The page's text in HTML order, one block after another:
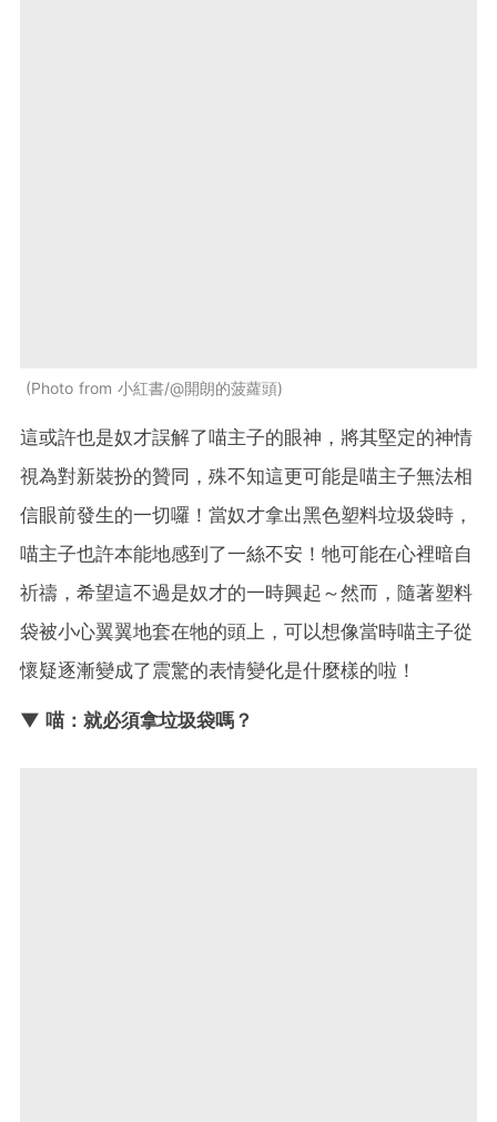
Photo from 小紅書/@開朗的菠蘿頭
這或許也是奴才誤解了喵主子的眼神，將其堅定的神情
視為對新裝扮的贊同，殊不知這更可能是喵主子無法相
信眼前發生的一切囉！當奴才拿出黑色塑料垃圾袋時，
喵主子也許本能地感到了一絲不安！牠可能在心裡暗自
祈禱，希望這不過是奴才的一時興起～然而，隨著塑料
袋被小心翼翼地套在牠的頭上，可以想像當時喵主子從
懷疑逐漸變成了震驚的表情變化是什麼樣的啦！
▼ 喵：就必須拿垃圾袋嗎？